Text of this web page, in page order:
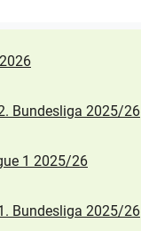
Bundesliga 2025/26
1 2025/26
Bundesliga 2025/26